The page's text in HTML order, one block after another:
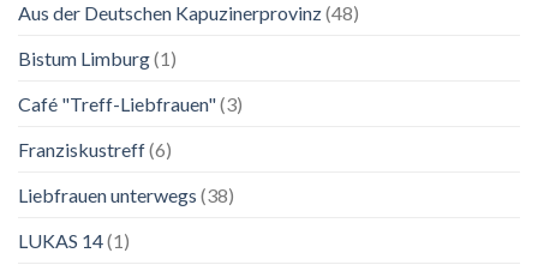
Ausstellung
Aus der Deutschen Kapuzinerprovinz(48)
Bistum Limburg(1)
Café "Treff-Liebfrauen"(3)
Franziskustreff(6)
Liebfrauen unterwegs (38)
LUKAS 14(1)